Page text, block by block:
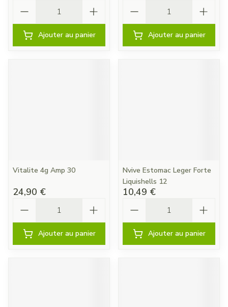
Ajouter au panier Ajouter au panier
Vitalite 4g Amp 30
24,90 €
Ajouter au panier
Nvive Estomac Leger Forte
Liquishells 12
10,49 €
Ajouter au panier